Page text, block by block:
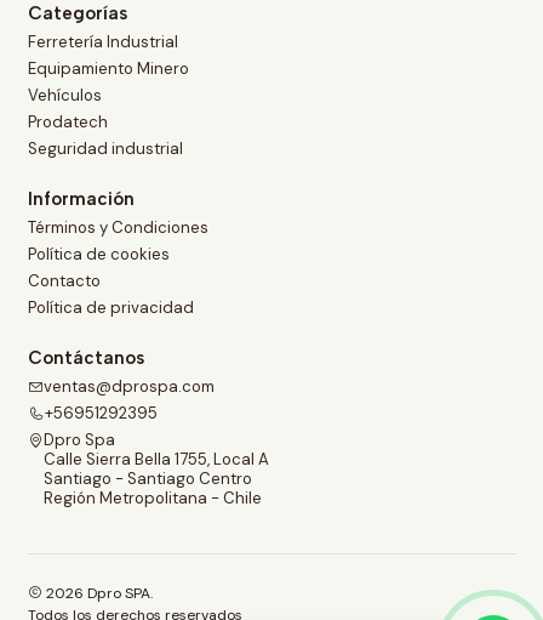
Categorías
Ferretería Industrial
Equipamiento Minero
Vehículos
Prodatech
Seguridad industrial
Información
Términos y Condiciones
Política de cookies
Contacto
Política de privacidad
Contáctanos
ventas@dprospa.com
+56951292395
Dpro Spa
Calle Sierra Bella 1755, Local A
Santiago - Santiago Centro
Región Metropolitana - Chile
2026 Dpro SPA.
Todos los derechos reservados